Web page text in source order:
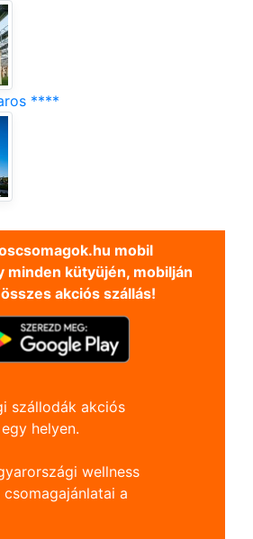
****
mobil
minden kütyüjén, mobilján
akciós szállás!
szállodák akciós
helyen.
wellness
a